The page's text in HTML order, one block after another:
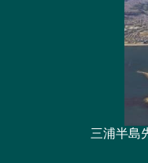
三浦半島